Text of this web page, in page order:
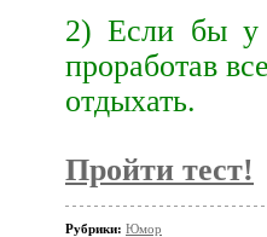
2) Если бы у
проработав
отдыхать.
Пройти тест!
Рубрики: Юмор